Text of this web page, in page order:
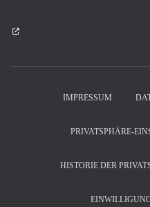
IMPRESSUM
PRIVATSPHÄRE-
HISTORIE DER